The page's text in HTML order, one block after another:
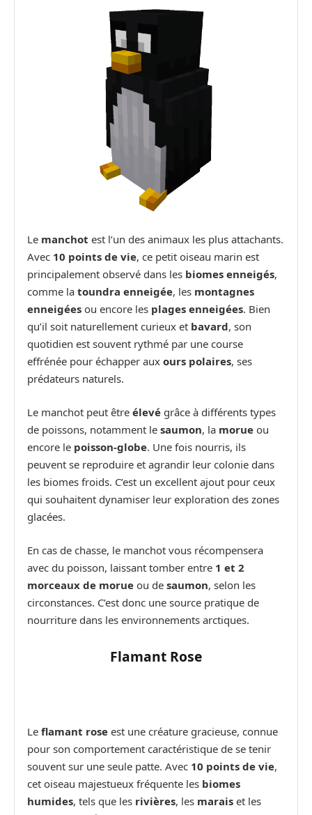
Le manchot est l’un des animaux les plus attachants.
Avec 10 points de vie, ce petit oiseau marin est
principalement observé dans les biomes enneigés,
comme la toundra enneigée, les montagnes
enneigées ou encore les plages enneigées. Bien
qu’il soit naturellement curieux et bavard, son
quotidien est souvent rythmé par une course
effrénée pour échapper aux ours polaires, ses
prédateurs naturels.
Le manchot peut être élevé grâce à différents types
de poissons, notamment le saumon, la morue ou
encore le poisson-globe. Une fois nourris, ils
peuvent se reproduire et agrandir leur colonie dans
les biomes froids. C’est un excellent ajout pour ceux
qui souhaitent dynamiser leur exploration des zones
glacées.
En cas de chasse, le manchot vous récompensera
avec du poisson, laissant tomber entre 1 et 2
morceaux de morue ou de saumon, selon les
circonstances. C’est donc une source pratique de
nourriture dans les environnements arctiques.
Flamant Rose
Le flamant rose est une créature gracieuse, connue
pour son comportement caractéristique de se tenir
souvent sur une seule patte. Avec 10 points de vie,
cet oiseau majestueux fréquente les biomes
humides, tels que les rivières, les marais et les